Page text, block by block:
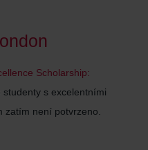
Scholarship:
s excelentními
zatím není potvrzeno.